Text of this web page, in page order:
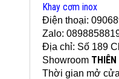
Khay cơm inox
Điện thoại:
Zalo:
Địa chỉ: Số 189
Showroom
Thời gian mở